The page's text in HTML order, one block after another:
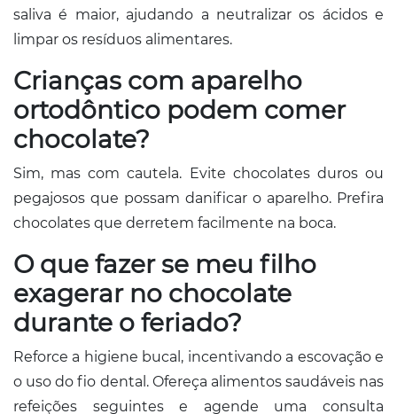
saliva é maior, ajudando a neutralizar os ácidos e
limpar os resíduos alimentares.
Crianças com aparelho
ortodôntico podem comer
chocolate?
Sim, mas com cautela. Evite chocolates duros ou
pegajosos que possam danificar o aparelho. Prefira
chocolates que derretem facilmente na boca.
O que fazer se meu filho
exagerar no chocolate
durante o feriado?
Reforce a higiene bucal, incentivando a escovação e
o uso do fio dental. Ofereça alimentos saudáveis nas
refeições seguintes e agende uma consulta